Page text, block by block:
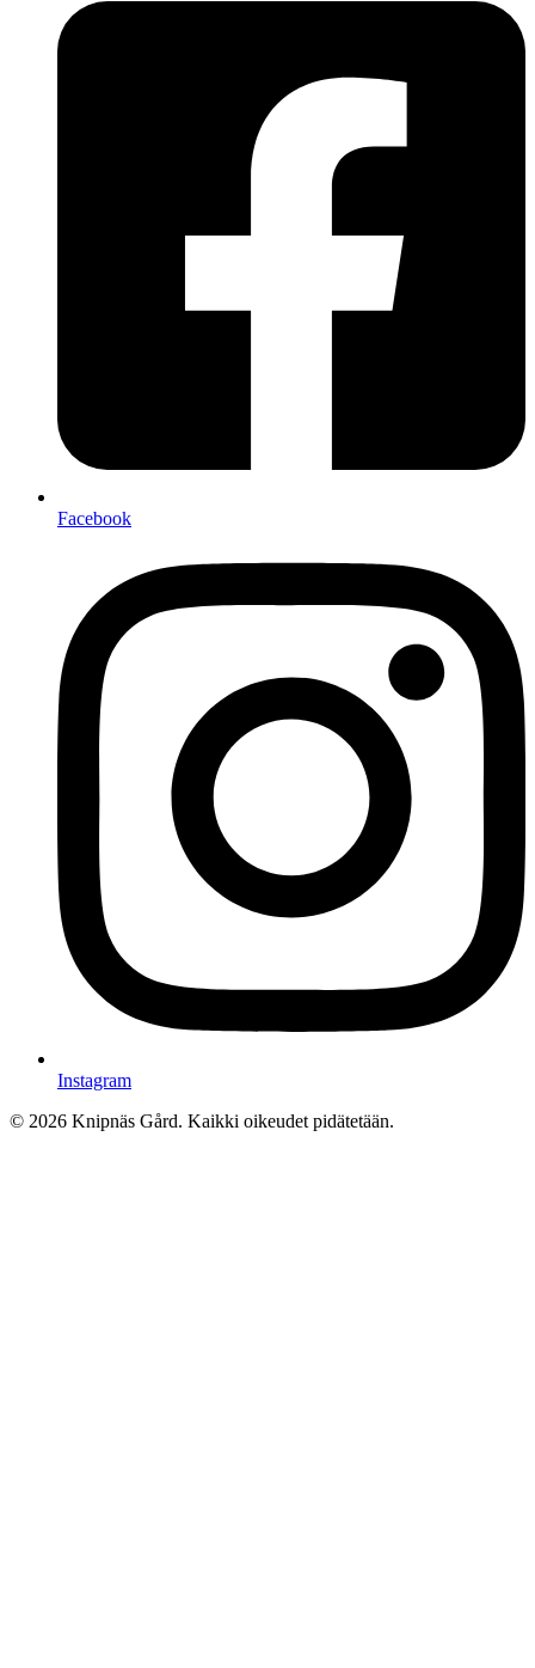
Facebook
Instagram
© 2026 Knipnäs Gård. Kaikki oikeudet pidätetään.